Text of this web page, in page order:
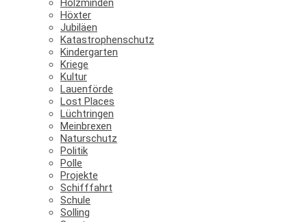
Höxter
Jubiläen
Katastrophenschutz
Kindergarten
Kriege
Kultur
Lauenförde
Lost Places
Lüchtringen
Meinbrexen
Naturschutz
Politik
Polle
Projekte
Schifffahrt
Schule
Solling